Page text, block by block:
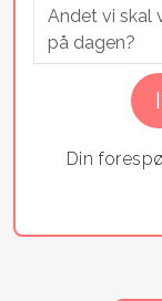
Din